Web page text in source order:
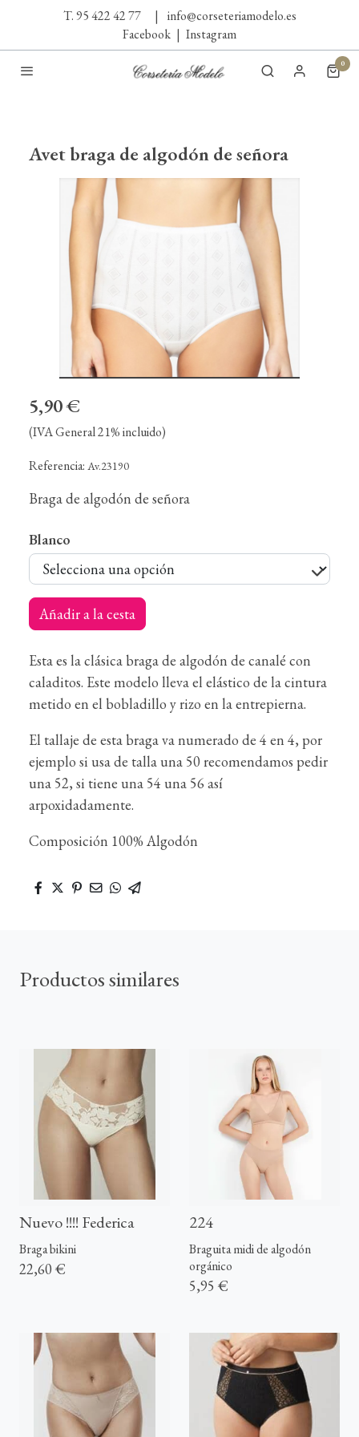
T. 95 422 42 77 |
info@corseteriamodelo.es
Facebook | Instagram
0
Avet braga de algodón de señora
5,90 €
(IVA General 21% incluido)
Referencia: Av.23190
Braga de algodón de señora
Blanco
Añadir a la cesta
Esta es la clásica braga de algodón de canalé con
caladitos. Este modelo lleva el elástico de la cintura
metido en el bobladillo y rizo en la entrepierna.
El tallaje de esta braga va numerado de 4 en 4, por
ejemplo si usa de talla una 50 recomendamos pedir
una 52, si tiene una 54 una 56 así
arpoxidadamente.
Composición 100% Algodón
Productos similares
Nuevo !!!! Federica
Braga bikini
22,60 €
224
Braguita midi de algodón
orgánico
5,95 €